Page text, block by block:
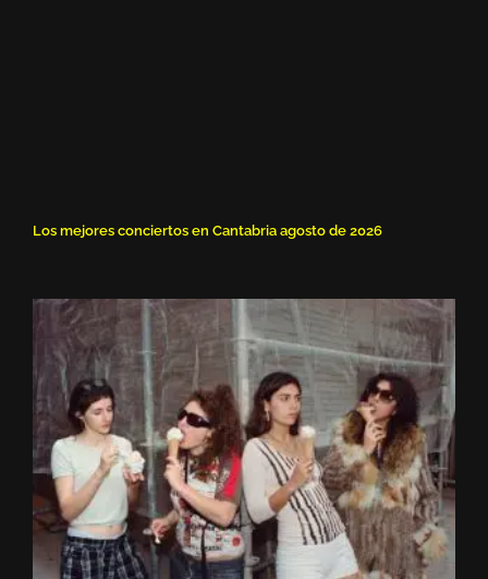
Los mejores conciertos en Cantabria agosto de 2026